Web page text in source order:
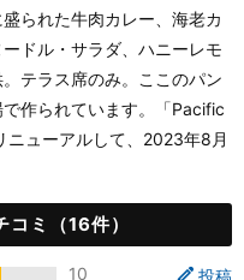
られた牛肉カレー、海老カ
ドル・サラダ、ハニーレモ
テラス席のみ。ここのパン
作られています。「Pacific
ニューアルして、2023年8月
コミ（16件）
投稿
10